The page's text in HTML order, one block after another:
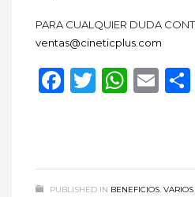
PARA CUALQUIER DUDA
ventas@cineticplus.com
Facebook
Twitter
PUBLISHED IN BENEFICIOS, VARIOS